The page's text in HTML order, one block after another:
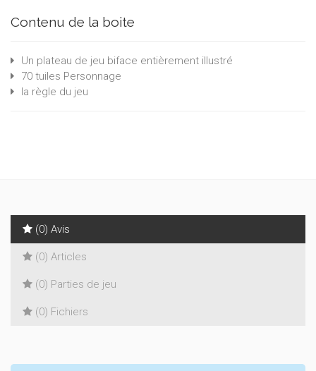
Contenu de la boite
Un plateau de jeu biface entièrement illustré
70 tuiles Personnage
la règle du jeu
(0) Avis
(0) Articles
(0) Parties de jeu
(0) Fichiers